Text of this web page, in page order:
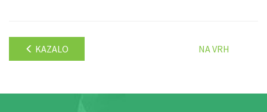
KAZALO NA VRH